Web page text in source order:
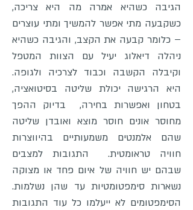
הגיבה כשהיא אמרה מה היא צריכה,
כשקבעה מתי אפשר להמשיך ומתי עוצרים
– כלומר קבעה את הקצב, והגיבה כשהיא
ניהלה דיאלוג יעיל עם הצוות המטפל
וקיבלה הקשבה וכבוד לצרכיה ולגופה.
היא הרגישה יכולת שליטה בסיטואציה,
בטחון ואפשרות בחירה, בדיוק ההפך
מחוסר אונים חוסר מוצא ואובדן שליטה
שהם אלמנטים משמעותיים בהיווצרות
חוויה טראומטית. התגובות למצבים
שבהם יש חוויה של איום פחד או מצוקה
נשארות סימפטומטיות עד שהן נשלמות.
הסימפטומים לא ייעלמו כל עוד התגובות